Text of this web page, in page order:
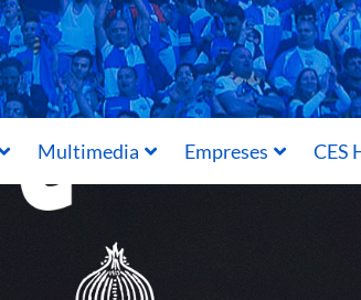
Multimedia Empreses CES